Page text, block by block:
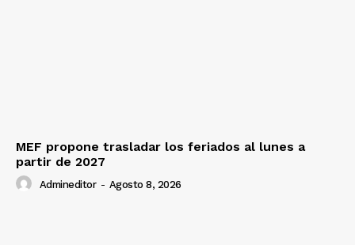
MEF propone trasladar los feriados al lunes a
partir de 2027
Admineditor - Agosto 8, 2026